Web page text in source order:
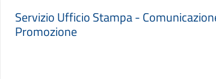
Servizio Ufficio Stampa -
Promozione